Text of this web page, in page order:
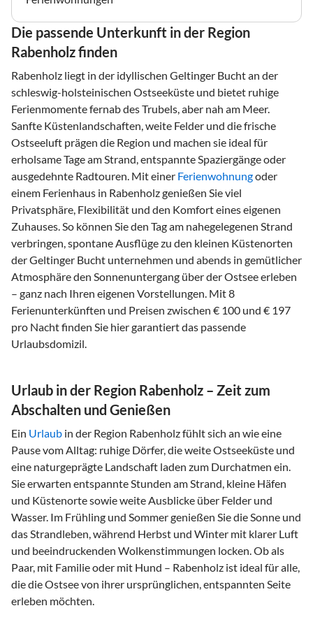
Die passende Unterkunft in der Region
Rabenholz finden
Rabenholz liegt in der idyllischen Geltinger Bucht an der
schleswig-holsteinischen Ostseeküste und bietet ruhige
Ferienmomente fernab des Trubels, aber nah am Meer.
Sanfte Küstenlandschaften, weite Felder und die frische
Ostseeluft prägen die Region und machen sie ideal für
erholsame Tage am Strand, entspannte Spaziergänge oder
ausgedehnte Radtouren. Mit einer Ferienwohnungoder
einem Ferienhaus in Rabenholz genießen Sie viel
Privatsphäre, Flexibilität und den Komfort eines eigenen
Zuhauses. So können Sie den Tag am nahegelegenen Strand
verbringen, spontane Ausflüge zu den kleinen Küstenorten
der Geltinger Bucht unternehmen und abends in gemütlicher
Atmosphäre den Sonnenuntergang über der Ostsee erleben
– ganz nach Ihren eigenen Vorstellungen. Mit 8
Ferienunterkünften und Preisen zwischen € 100 und € 197
pro Nacht finden Sie hier garantiert das passende
Urlaubsdomizil.
Urlaub in der Region Rabenholz – Zeit zum
Abschalten und Genießen
Ein Urlaub in der Region Rabenholz fühlt sich an wie eine
Pause vom Alltag: ruhige Dörfer, die weite Ostseeküste und
eine naturgeprägte Landschaft laden zum Durchatmen ein.
Sie erwarten entspannte Stunden am Strand, kleine Häfen
und Küstenorte sowie weite Ausblicke über Felder und
Wasser. Im Frühling und Sommer genießen Sie die Sonne und
das Strandleben, während Herbst und Winter mit klarer Luft
und beeindruckenden Wolkenstimmungen locken. Ob als
Paar, mit Familie oder mit Hund – Rabenholz ist ideal für alle,
die die Ostsee von ihrer ursprünglichen, entspannten Seite
erleben möchten.